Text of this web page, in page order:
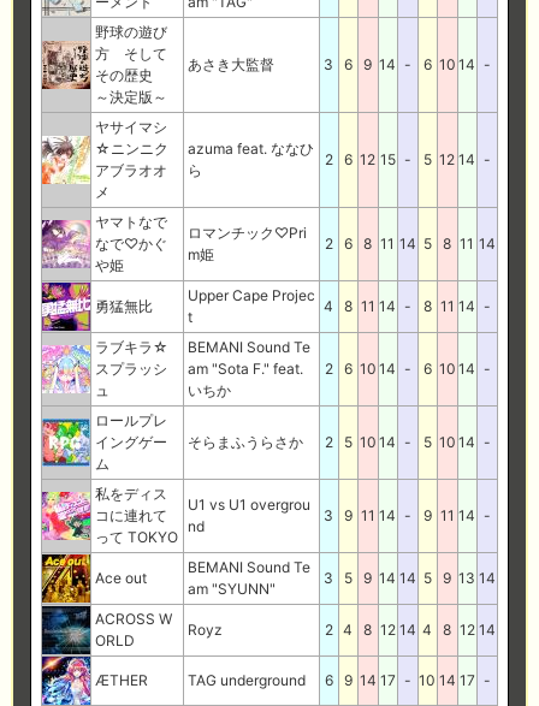
野球の遊び
方 そして
その歴史
～決定版～
あさき大監督 3 6 9 14 - 6 10 14 -
ヤサイマシ
☆ニンニク
アブラオオ
メ
azuma feat. ななひ
ら
2 6 12 15 - 5 12 14 -
ヤマトなで
なで♡かぐ
や姫
ロマンチック♡Pri
m姫
2 6 8 11 14 5 8 11 14
勇猛無比
Upper Cape Projec
t
4 8 11 14 - 8 11 14 -
ラブキラ☆
スプラッシ
ュ
BEMANI Sound Te
am "Sota F." feat.
いちか
2 6 10 14 - 6 10 14 -
ロールプレ
イングゲー
ム
そらまふうらさか 2 5 10 14 - 5 10 14 -
私をディス
コに連れて
って TOKYO
U1 vs U1 overgrou
nd
3 9 11 14 - 9 11 14 -
Ace out
BEMANI Sound Te
am "SYUNN"
3 5 9 14 14 5 9 13 14
ACROSS W
ORLD
Royz 2 4 8 12 14 4 8 12 14
ÆTHER TAG underground 6 9 14 17 - 10 14 17 -